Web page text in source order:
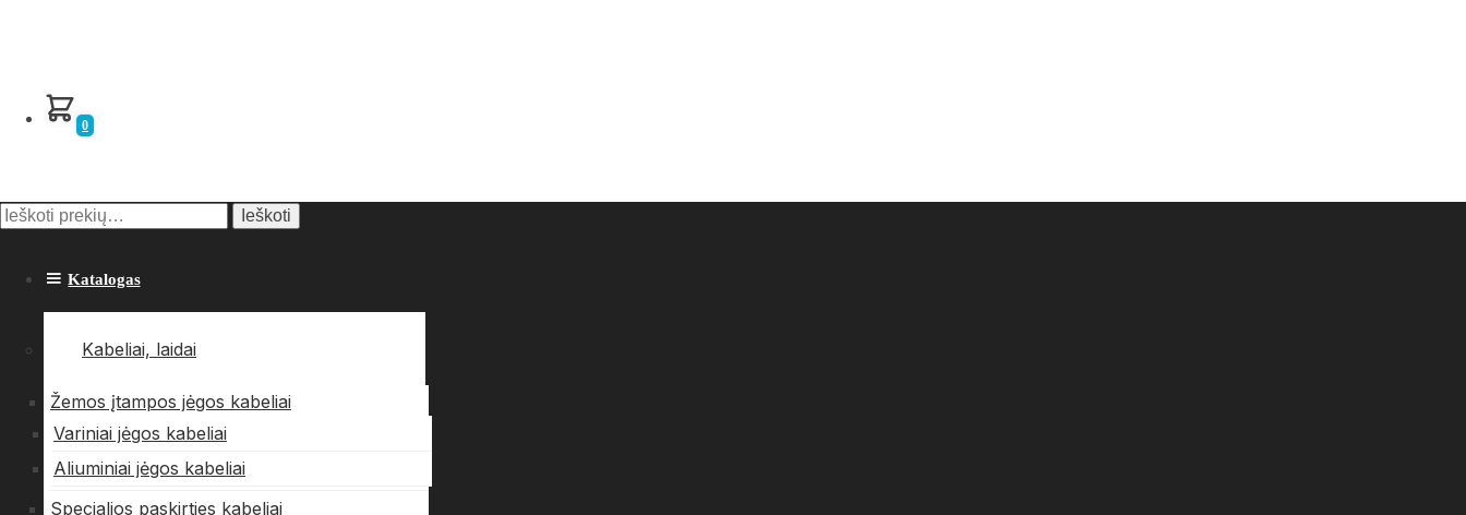
0
Ieškoti
Katalogas
Kabeliai, laidai
Žemos įtampos jėgos kabeliai
Variniai jėgos kabeliai
Aliuminiai jėgos kabeliai
Specialios paskirties kabeliai